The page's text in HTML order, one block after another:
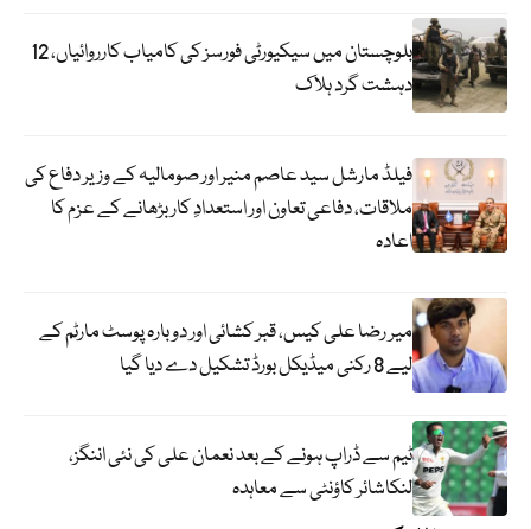
بلوچستان میں سیکیورٹی فورسز کی کامیاب کارروائیاں، 12
دہشت گرد ہلاک
فیلڈ مارشل سید عاصم منیر اور صومالیہ کے وزیر دفاع کی
ملاقات، دفاعی تعاون اور استعدادِ کار بڑھانے کے عزم کا
اعادہ
میر رضا علی کیس، قبر کشائی اور دوبارہ پوسٹ مارٹم کے
لیے 8 رکنی میڈیکل بورڈ تشکیل دے دیا گیا
ٹیم سے ڈراپ ہونے کے بعد نعمان علی کی نئی اننگز،
لنکاشائر کاؤنٹی سے معاہدہ